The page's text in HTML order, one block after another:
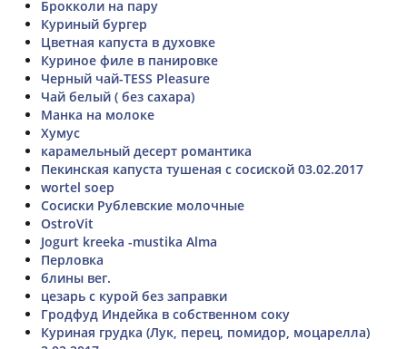
Брокколи на пару
Куриный бургер
Цветная капуста в духовке
Куриное филе в панировке
Черный чай-TESS Pleasure
Чай белый ( без сахара)
Манка на молоке
Хумус
карамельный десерт романтика
Пекинская капуста тушеная с сосиской 03.02.2017
wortel soep
Сосиски Рублевские молочные
OstroVit
Jogurt kreeka -mustika Alma
Перловка
блины вег.
цезарь с курой без заправки
Гродфуд Индейка в собственном соку
Куриная грудка (Лук, перец, помидор, моцарелла)